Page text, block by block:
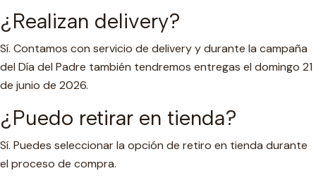
¿Realizan delivery?
Sí. Contamos con servicio de delivery y durante la campaña
del Día del Padre también tendremos entregas el domingo 21
de junio de 2026.
¿Puedo retirar en tienda?
Sí. Puedes seleccionar la opción de retiro en tienda durante
el proceso de compra.